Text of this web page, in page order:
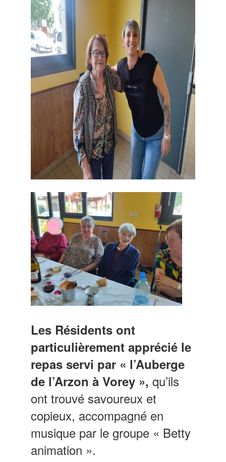
Les Résidents ont
particulièrement apprécié le
repas servi par « l’Auberge
de l’Arzon à Vorey », qu’ils
ont trouvé savoureux et
copieux, accompagné en
musique par le groupe « Betty
animation ».